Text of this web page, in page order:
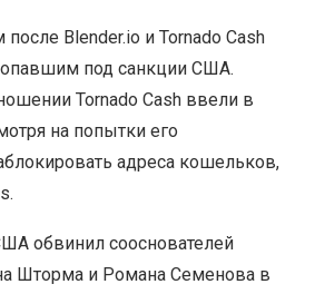
после Blender.io и Tornado Cash
под санкции США.
Tornado Cash ввели в
на попытки его
адреса кошельков,
обвинил сооснователей
Шторма и Романа Семенова в